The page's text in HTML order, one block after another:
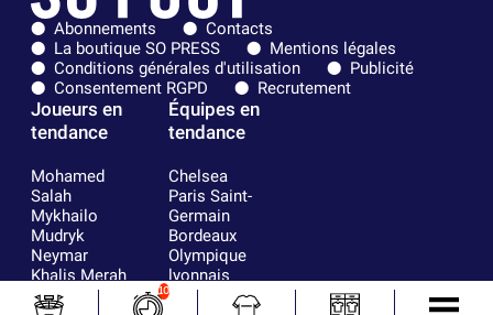
Abonnements
Contacts
La boutique SO PRESS
Mentions légales
Conditions générales d'utilisation
Publicité
Consentement RGPD
Recrutement
Joueurs en
tendance
Mohamed
Salah
Mykhailo
Mudryk
Neymar
Khalis Merah
Loïs Openda
Équipes en
tendance
Chelsea
Paris Saint-
Germain
Bordeaux
Olympique
lyonnais
FIFA
10